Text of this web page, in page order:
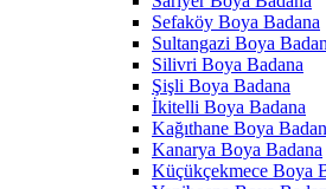
Sefaköy Boya Badana
Sultangazi Boya
Silivri Boya Badana
Şişli Boya Badana
İkitelli Boya Badana
Kağıthane Boya
Kanarya Boya Badana
Küçükçekmece Boya